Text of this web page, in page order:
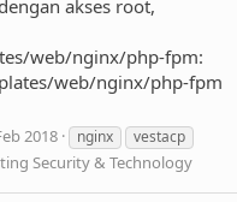
akses root,
web/nginx/php-fpm:
web/nginx/php-fpm
2018 nginx
vestacp
Security & Technology